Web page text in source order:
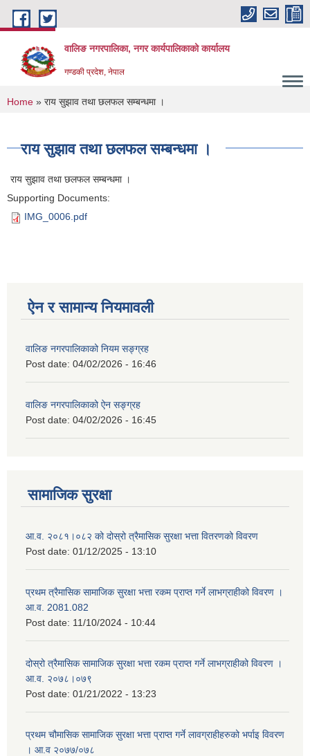
Skip to main content
वालिङ नगरपालिका, नगर कार्यपालिकाको कार्यालय
गण्डकी प्रदेश, नेपाल
You are here
Home » राय सुझाव तथा छलफल सम्बन्धमा ।
राय सुझाव तथा छलफल सम्बन्धमा ।
राय सुझाव तथा छलफल सम्बन्धमा ।
Supporting Documents:
IMG_0006.pdf
ऐन र सामान्य नियमावली
वालिङ नगरपालिकाको नियम सङ्ग्रह
Post date: 04/02/2026 - 16:46
वालिङ नगरपालिकाको ऐन सङ्ग्रह
Post date: 04/02/2026 - 16:45
सामाजिक सुरक्षा
आ.व. २०८१।०८२ को दोस्रो त्रैमासिक सुरक्षा भत्ता वितरणको विवरण
Post date: 01/12/2025 - 13:10
प्रथम त्रैमासिक सामाजिक सुरक्षा भत्ता रकम प्राप्त गर्ने लाभग्राहीको विवरण ।
आ.व. 2081.082
Post date: 11/10/2024 - 10:44
दोस्रो त्रैमासिक सामाजिक सुरक्षा भत्ता रकम प्राप्त गर्ने लाभग्राहीको विवरण ।
आ.व. २०७८।०७९
Post date: 01/21/2022 - 13:23
प्रथम चौमासिक सामाजिक सुरक्षा भत्ता प्राप्त गर्ने लावग्राहीहरुको भर्पाइ विवरण
। आ.व २०७७/०७८